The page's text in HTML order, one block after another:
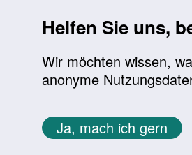
Helfen Sie uns,
Wir möchten wissen,
anonyme
Ja, mach ich gern
Sie befinden sich hier:
Startseite Aktuelles